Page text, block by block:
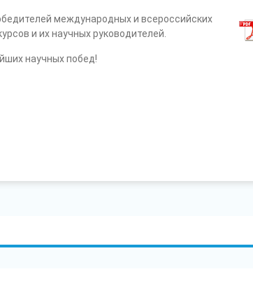
международных и всероссийских
и их научных руководителей.
научных побед!